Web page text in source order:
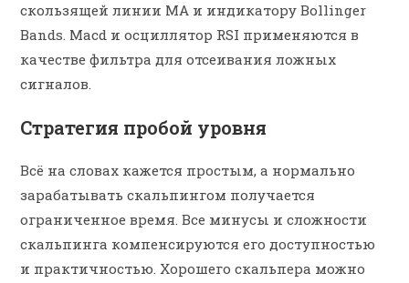
скользящей линии MA и индикатору Bollinger
Bands. Macd и осциллятор RSI применяются в
качестве фильтра для отсеивания ложных
сигналов.
Стратегия пробой уровня
Всё на словах кажется простым, а нормально
зарабатывать скальпингом получается
ограниченное время. Все минусы и сложности
скальпинга компенсируются его доступностью
и практичностью. Хорошего скальпера можно